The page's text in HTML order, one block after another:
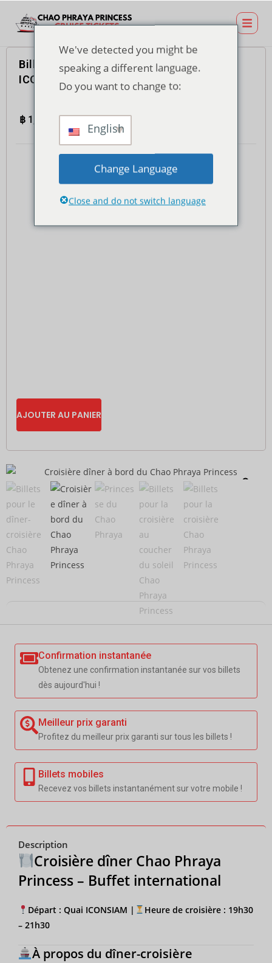
Billet pour un dîner-croisière au quai
ICONSIAM – Buffet international
฿ 1,100.00
AJOUTER AU PANIER
Confirmation instantanée
Obtenez une confirmation instantanée sur vos billets
dès aujourd'hui !
Meilleur prix garanti
Profitez du meilleur prix garanti sur tous les billets !
Billets mobiles
Recevez vos billets instantanément sur votre mobile !
Description
Croisière dîner Chao Phraya
Princess – Buffet international
Départ : Quai ICONSIAM |
Heure de croisière : 19h30
– 21h30
À propos du dîner-croisière
We've detected you might be
speaking a different language.
Do you want to change to:
English
Change Language
Close and do not switch language